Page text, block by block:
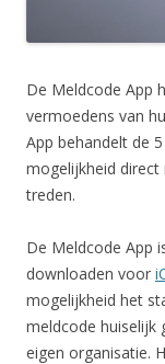
De Meldcode App
vermoedens van
App behandelt de
mogelijkheid
treden.
De Meldcode App
downloaden voor
mogelijkheid het
meldcode huiselijk
eigen organisatie.